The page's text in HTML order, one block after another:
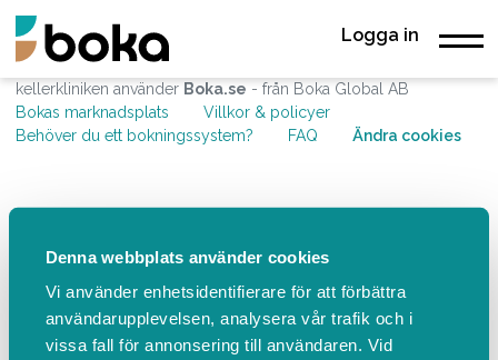
Denna webbplats använder cookies
Vi använder enhetsidentifierare för att förbättra
användarupplevelsen, analysera vår trafik och i
vissa fall för annonsering till användaren. Vid
Logga in
kellerkliniken använder Boka.se - från Boka Global AB
Bokas marknadsplats
Villkor & policyer
Behöver du ett bokningssystem?
FAQ Ändra cookies